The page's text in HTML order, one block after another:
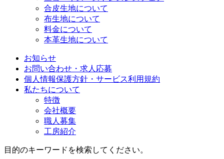
合皮生地について
布生地について
料金について
本革生地について
お知らせ
お問い合わせ・求人応募
個人情報保護方針・サービス利用規約
私たちについて
特徴
会社概要
職人募集
工房紹介
目的のキーワードを検索してください。